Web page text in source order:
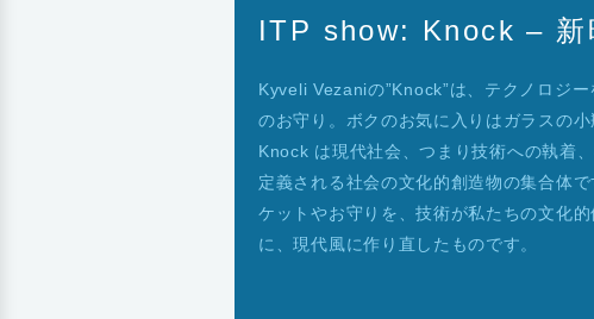
ITP show: Knock – 新
Kyveli Vezaniの”Knock”は、テクノロジ
のお守り。ボクのお気に入りはガラスの
Knock は現代社会、つまり技術への執着
定義される社会の文化的創造物の集合体
ケットやお守りを、技術が私たちの文化
に、現代風に作り直したものです。